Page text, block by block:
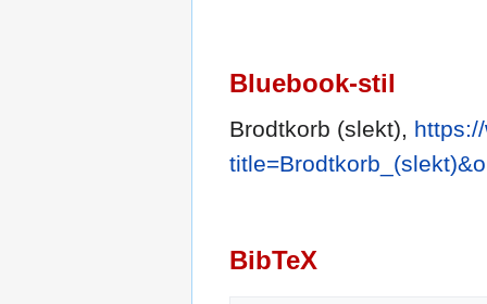
Bluebook-stil
Brodtkorb (slekt),
BibTeX